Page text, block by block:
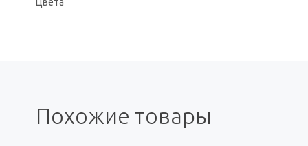
Похожие товары